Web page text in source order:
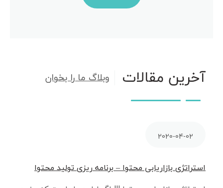
آخرین مقالات وبلاگ ما را بخوان
2020-04-02
استراتژی بازاریابی محتوا – برنامه ریزی تولید محتوا